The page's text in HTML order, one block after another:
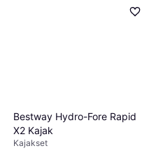
Bestway Hydro-Fore Rapid
X2 Kajak
Kajakset